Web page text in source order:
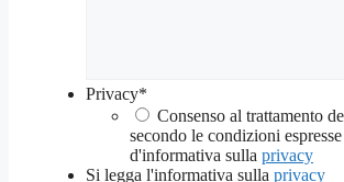
Privacy*
Consenso al trattamento
secondo le condizioni
d'informativa sulla privacy
Si legga l'informativa sulla privacy